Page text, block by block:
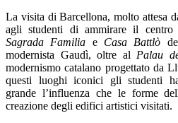
La visita di Barcellona, molto attesa
agli studenti di ammirare il
Sagrada Familia e Casa Battlò
modernista Gaudì, oltre al Palau
modernismo catalano progettato da
questi luoghi iconici gli studenti
grande l’influenza che le forme
creazione degli edifici artistici visitati.